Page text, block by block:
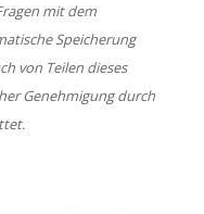
mit dem
Speicherung
von Teilen dieses
Genehmigung durch